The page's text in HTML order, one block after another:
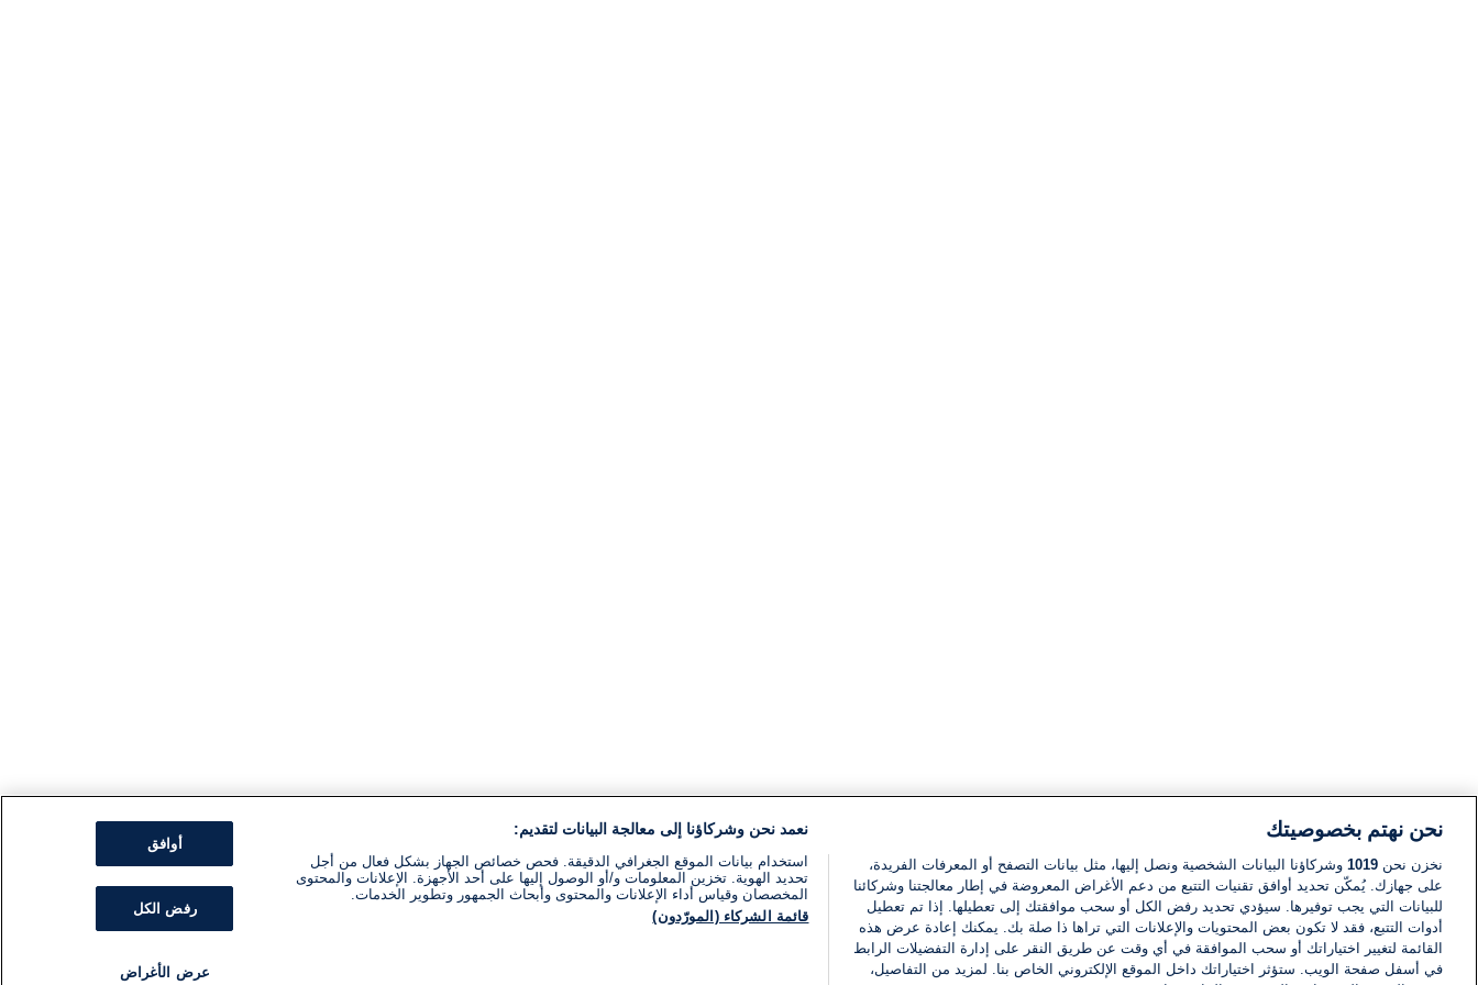
نحن نهتم بخصوصيتك
نخزن نحن 1019 وشركاؤنا البيانات الشخصية ونصل إليها، مثل بيانات التصفح أو المعرفات الفريدة،
على جهازك. يُمكّن تحديد أوافق تقنيات التتبع من دعم الأغراض المعروضة في إطار معالجتنا وشركائنا
للبيانات التي يجب توفيرها. سيؤدي تحديد رفض الكل أو سحب موافقتك إلى تعطيلها. إذا تم تعطيل
أدوات التتبع، فقد لا تكون بعض المحتويات والإعلانات التي تراها ذا صلة بك. يمكنك إعادة عرض هذه
القائمة لتغيير اختياراتك أو سحب الموافقة في أي وقت عن طريق النقر على إدارة التفضيلات الرابط
في أسفل صفحة الويب. ستؤثر اختياراتك داخل الموقع الإلكتروني الخاص بنا. لمزيد من التفاصيل،
نعمد نحن وشركاؤنا إلى معالجة البيانات لتقديم:
استخدام بيانات الموقع الجغرافي الدقيقة. فحص خصائص الجهاز بشكل فعال من أجل
تحديد الهوية. تخزين المعلومات و/أو الوصول إليها على أحد الأجهزة. الإعلانات والمحتوى
المخصصان وقياس أداء الإعلانات والمحتوى وأبحاث الجمهور وتطوير الخدمات.
قائمة الشركاء (المورّدون)
أوافق
رفض الكل
عرض الأغراض